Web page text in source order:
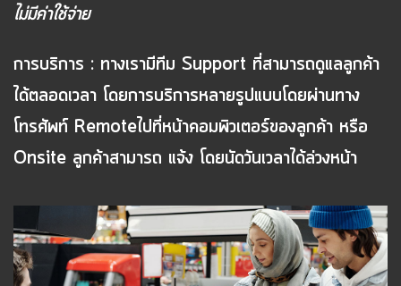
ไม่มีค่าใช้จ่าย
การบริการ : ทางเรามีทีม Support ที่สามารถดูแลลูกค้า
ได้ตลอดเวลา โดยการบริการหลายรูปแบบโดยผ่านทาง
โทรศัพท์ Remoteไปที่หน้าคอมพิวเตอร์ของลูกค้า หรือ
Onsite ลูกค้าสามารถ แจ้ง โดยนัดวันเวลาได้ล่วงหน้า